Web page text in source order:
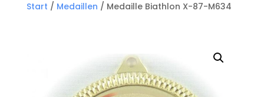
Start / Medaillen / Medaille Biathlon X-87-M634